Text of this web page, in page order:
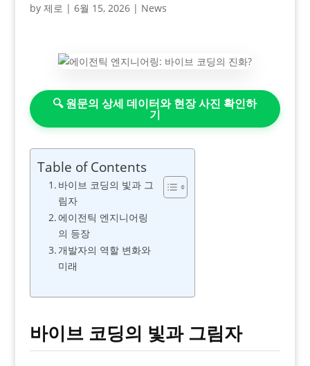
by 제로 | 6월 15, 2026| News
🔍 원문의 상세 데이터와 현장 사진 확인하
기
Table of Contents
바이브 코딩의 빛과 그
림자
에이전틱 엔지니어링
의 등장
개발자의 역할 변화와
미래
바이브 코딩의 빛과 그림자